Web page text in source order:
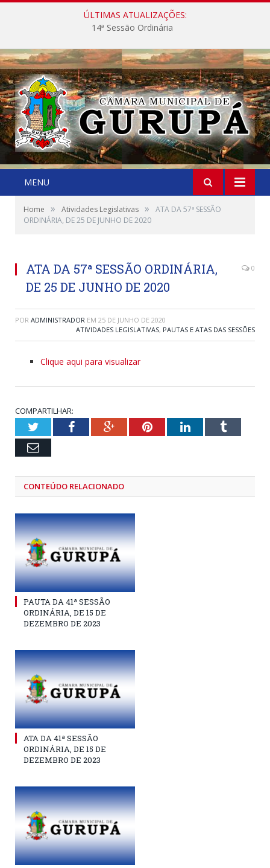
ÚLTIMAS ATUALIZAÇÕES:
14ª Sessão Ordinária
MENU
Home » Atividades Legislativas »
ATA DA 57ª SESSÃO
ORDINÁRIA, DE 25 DE JUNHO DE 2020
ATA DA 57ª SESSÃO ORDINÁRIA,
DE 25 DE JUNHO DE 2020
0
POR ADMINISTRADOR EM 25 DE JUNHO DE 2020
ATIVIDADES LEGISLATIVAS, PAUTAS E ATAS DAS SESSÕES
Clique aqui para visualizar
COMPARTILHAR:
TwitterFacebookGoogle+PinterestLinkedInTumblr
Email
CONTEÚDO RELACIONADO
PAUTA DA 41ª SESSÃO
ORDINÁRIA, DE 15 DE
DEZEMBRO DE 2023
ATA DA 41ª SESSÃO
ORDINÁRIA, DE 15 DE
DEZEMBRO DE 2023